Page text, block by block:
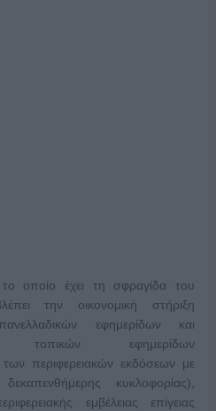
οποίο έχει τη σφραγίδα του
την οικονομική στήριξη
εφημερίδων και
τοπικών εφημερίδων
περιφερειακών εκδόσεων με
κυκλοφορίας),
εμβέλειας επίγειας